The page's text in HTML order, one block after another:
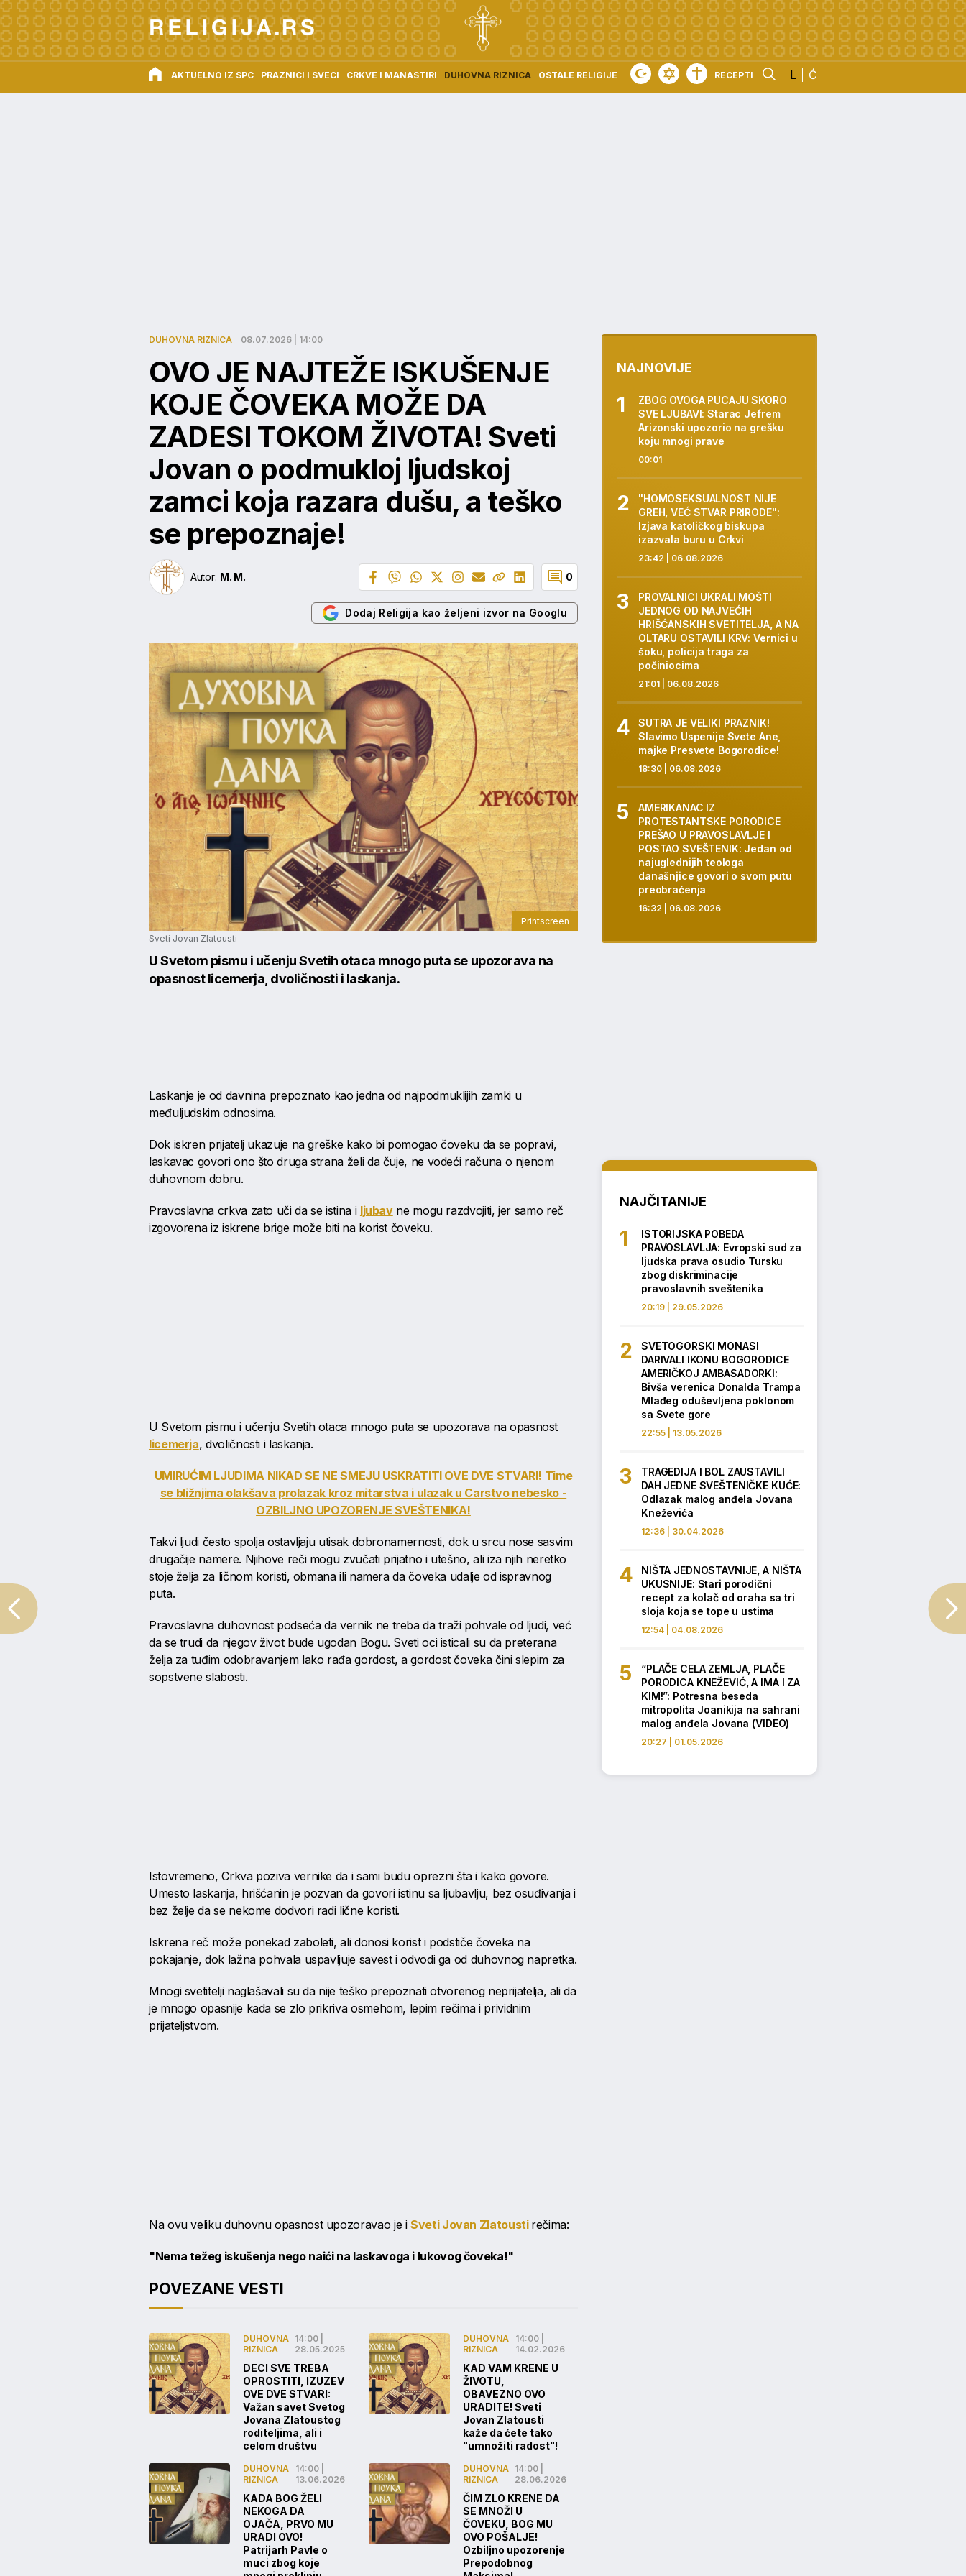
AKTUELNO IZ SPC PRAZNICI I SVECI CRKVE I MANASTIRI DUHOVNA RIZNICA OSTALE RELIGIJE RECEPTI L Ć
DUHOVNA RIZNICA 08.07.2026 | 14:00
OVO JE NAJTEŽE ISKUŠENJE
KOJE ČOVEKA MOŽE DA
ZADESI TOKOM ŽIVOTA! Sveti
Jovan o podmukloj ljudskoj
zamci koja razara dušu, a teško
se prepoznaje!
Autor: M. M. 0
Dodaj Religija kao željeni izvor na Googlu
Printscreen
Sveti Jovan Zlatousti
U Svetom pismu i učenju Svetih otaca mnogo puta se upozorava na
opasnost licemerja, dvoličnosti i laskanja.
Laskanje je od davnina prepoznato kao jedna od najpodmuklijih zamki u
međuljudskim odnosima.
Dok iskren prijatelj ukazuje na greške kako bi pomogao čoveku da se popravi,
laskavac govori ono što druga strana želi da čuje, ne vodeći računa o njenom
duhovnom dobru.
Pravoslavna crkva zato uči da se istina i ljubavne mogu razdvojiti, jer samo reč
izgovorena iz iskrene brige može biti na korist čoveku.
U Svetom pismu i učenju Svetih otaca mnogo puta se upozorava na opasnost
licemerja, dvoličnosti i laskanja.
UMIRUĆIM LJUDIMA NIKAD SE NE SMEJU USKRATITI OVE DVE STVARI! Time
se bližnjima olakšava prolazak kroz mitarstva i ulazak u Carstvo nebesko -
OZBILJNO UPOZORENJE SVEŠTENIKA!
Takvi ljudi često spolja ostavljaju utisak dobronamernosti, dok u srcu nose sasvim
drugačije namere. Njihove reči mogu zvučati prijatno i utešno, ali iza njih neretko
stoje želja za ličnom koristi, obmana ili namera da čoveka udalje od ispravnog
puta.
Pravoslavna duhovnost podseća da vernik ne treba da traži pohvale od ljudi, već
da se trudi da njegov život bude ugodan Bogu. Sveti oci isticali su da preterana
želja za tuđim odobravanjem lako rađa gordost, a gordost čoveka čini slepim za
sopstvene slabosti.
Istovremeno, Crkva poziva vernike da i sami budu oprezni šta i kako govore.
Umesto laskanja, hrišćanin je pozvan da govori istinu sa ljubavlju, bez osuđivanja i
bez želje da se nekome dodvori radi lične koristi.
Iskrena reč može ponekad zaboleti, ali donosi korist i podstiče čoveka na
pokajanje, dok lažna pohvala uspavljuje savest i odvodi ga od duhovnog napretka.
Mnogi svetitelji naglašavali su da nije teško prepoznati otvorenog neprijatelja, ali da
je mnogo opasnije kada se zlo prikriva osmehom, lepim rečima i prividnim
prijateljstvom.
Na ovu veliku duhovnu opasnost upozoravao je iSveti Jovan Zlatousti rečima:
"Nema težeg iskušenja nego naići na laskavoga i lukovog čoveka!"
POVEZANE VESTI
DUHOVNA
RIZNICA
14:00 |
28.05.2025
DECI SVE TREBA
OPROSTITI, IZUZEV
OVE DVE STVARI:
Važan savet Svetog
Jovana Zlatoustog
roditeljima, ali i
celom društvu
DUHOVNA
RIZNICA
14:00 |
14.02.2026
KAD VAM KRENE U
ŽIVOTU,
OBAVEZNO OVO
URADITE! Sveti
Jovan Zlatousti
kaže da ćete tako
"umnožiti radost"!
DUHOVNA
RIZNICA
14:00 |
13.06.2026
KADA BOG ŽELI
NEKOGA DA
OJAČA, PRVO MU
URADI OVO!
Patrijarh Pavle o
muci zbog koje
DUHOVNA
RIZNICA
14:00 |
28.06.2026
ČIM ZLO KRENE DA
SE MNOŽI U
ČOVEKU, BOG MU
OVO POŠALJE!
Ozbiljno upozorenje
Prepodobnog
NAJNOVIJE
00:01
ZBOG OVOGA PUCAJU SKORO
SVE LJUBAVI: Starac Jefrem
Arizonski upozorio na grešku
koju mnogi prave
23:42 | 06.08.2026
"HOMOSEKSUALNOST NIJE
GREH, VEĆ STVAR PRIRODE":
Izjava katoličkog biskupa
izazvala buru u Crkvi
21:01 | 06.08.2026
PROVALNICI UKRALI MOŠTI
JEDNOG OD NAJVEĆIH
HRIŠĆANSKIH SVETITELJA, A NA
OLTARU OSTAVILI KRV: Vernici u
šoku, policija traga za
počiniocima
18:30 | 06.08.2026
SUTRA JE VELIKI PRAZNIK!
Slavimo Uspenije Svete Ane,
majke Presvete Bogorodice!
16:32 | 06.08.2026
AMERIKANAC IZ
PROTESTANTSKE PORODICE
PREŠAO U PRAVOSLAVLJE I
POSTAO SVEŠTENIK: Jedan od
najuglednijih teologa
današnjice govori o svom putu
preobraćenja
NAJČITANIJE
20:19 | 29.05.2026
ISTORIJSKA POBEDA
PRAVOSLAVLJA: Evropski sud za
ljudska prava osudio Tursku
zbog diskriminacije
pravoslavnih sveštenika
22:55 | 13.05.2026
SVETOGORSKI MONASI
DARIVALI IKONU BOGORODICE
AMERIČKOJ AMBASADORKI:
Bivša verenica Donalda Trampa
Mlađeg oduševljena poklonom
sa Svete gore
12:36 | 30.04.2026
TRAGEDIJA I BOL ZAUSTAVILI
DAH JEDNE SVEŠTENIČKE KUĆE:
Odlazak malog anđela Jovana
Kneževića
12:54 | 04.08.2026
NIŠTA JEDNOSTAVNIJE, A NIŠTA
UKUSNIJE: Stari porodični
recept za kolač od oraha sa tri
sloja koja se tope u ustima
20:27 | 01.05.2026
“PLAČE CELA ZEMLJA, PLAČE
PORODICA KNEŽEVIĆ, A IMA I ZA
KIM!”: Potresna beseda
mitropolita Joanikija na sahrani
malog anđela Jovana (VIDEO)